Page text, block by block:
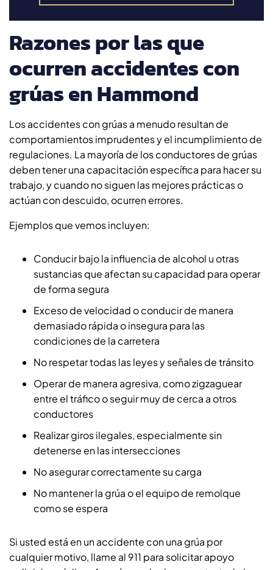
Razones por las que
ocurren accidentes con
grúas en Hammond
Los accidentes con grúas a menudo resultan de
comportamientos imprudentes y el incumplimiento de
regulaciones. La mayoría de los conductores de grúas
deben tener una capacitación específica para hacer su
trabajo, y cuando no siguen las mejores prácticas o
actúan con descuido, ocurren errores.
Ejemplos que vemos incluyen:
Conducir bajo la influencia de alcohol u otras
sustancias que afectan su capacidad para operar
de forma segura
Exceso de velocidad o conducir de manera
demasiado rápida o insegura para las
condiciones de la carretera
No respetar todas las leyes y señales de tránsito
Operar de manera agresiva, como zigzaguear
entre el tráfico o seguir muy de cerca a otros
conductores
Realizar giros ilegales, especialmente sin
detenerse en las intersecciones
No asegurar correctamente su carga
No mantener la grúa o el equipo de remolque
como se espera
Si usted está en un accidente con una grúa por
cualquier motivo, llame al 911 para solicitar apoyo